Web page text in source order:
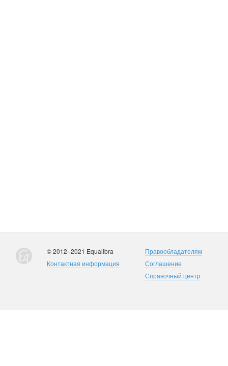
© 2012–2021 Equalibra
Контактная информация
Правообладателям
Соглашение
Справочный центр